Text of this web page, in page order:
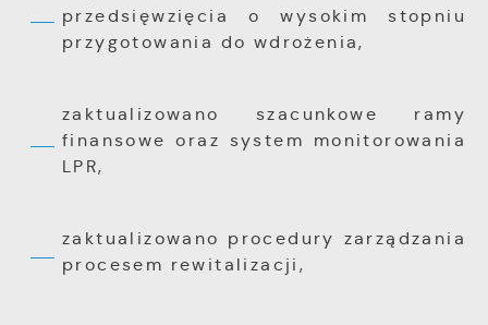
przedsięwzięcia o wysokim stopniu
przygotowania do wdrożenia,
zaktualizowano szacunkowe ramy
finansowe oraz system monitorowania
LPR,
zaktualizowano procedury zarządzania
procesem rewitalizacji,